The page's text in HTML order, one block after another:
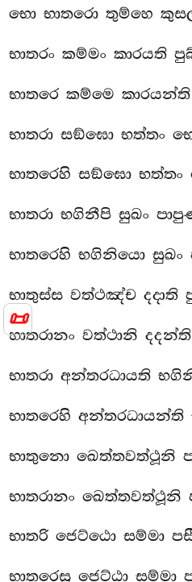
📜
භො භාතරො තුම්හෙ
භාතරං කම්මං කාරයති
භාතරෙ කම්මෙ කාරයන්ති
භාතරා සඞ්ඝො භත්තං
භාතරෙහි සඞ්ඝො භත්තං
භාතරා භගිනීපි සුඛං
භාතරෙහි භගිනියො සුඛං
භාතුස්ස වත්ථඤ්ච දදාති
භාතරානං වත්ථානි
භාතරා අන්තරධායති
භාතරෙහි
භාතුනො ඛෙත්තවත්ථූනි
භාතරානං
භාතරි ජෙට්ඨො සම්මා
භාතරෙසු ජෙට්ඨා සම්මා